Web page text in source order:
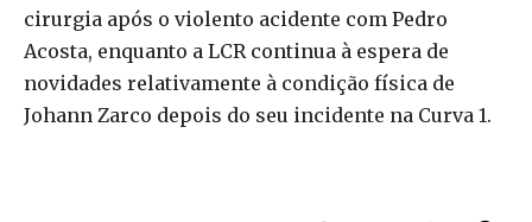
cirurgia após o violento acidente com Pedro
Acosta, enquanto a LCR continua à espera de
novidades relativamente à condição física de
Johann Zarco depois do seu incidente na Curva 1.